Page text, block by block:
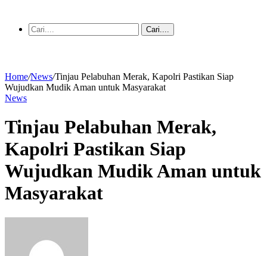
Cari....
Home/News/Tinjau Pelabuhan Merak, Kapolri Pastikan Siap
Wujudkan Mudik Aman untuk Masyarakat
News
Tinjau Pelabuhan Merak,
Kapolri Pastikan Siap
Wujudkan Mudik Aman untuk
Masyarakat